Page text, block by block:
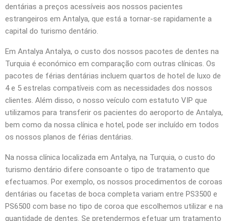
dentárias a preços acessíveis aos nossos pacientes
estrangeiros em Antalya, que está a tornar-se rapidamente a
capital do turismo dentário.
Em Antalya Antalya, o custo dos nossos pacotes de dentes na
Turquia é económico em comparação com outras clínicas. Os
pacotes de férias dentárias incluem quartos de hotel de luxo de
4 e 5 estrelas compatíveis com as necessidades dos nossos
clientes. Além disso, o nosso veículo com estatuto VIP que
utilizamos para transferir os pacientes do aeroporto de Antalya,
bem como da nossa clínica e hotel, pode ser incluído em todos
os nossos planos de férias dentárias.
Na nossa clínica localizada em Antalya, na Turquia, o custo do
turismo dentário difere consoante o tipo de tratamento que
efectuamos. Por exemplo, os nossos procedimentos de coroas
dentárias ou facetas de boca completa variam entre PS3500 e
PS6500 com base no tipo de coroa que escolhemos utilizar e na
quantidade de dentes. Se pretendermos efetuar um tratamento